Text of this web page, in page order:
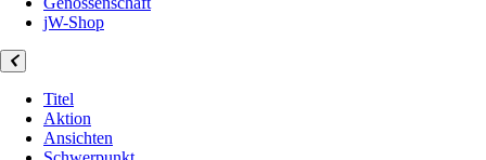
jW-Shop
Titel
Aktion
Ansichten